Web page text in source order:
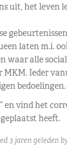
uit, het leven
laten m.i.
waar alle
MKM. Ieder
bedoelingen.
en vind het
heeft.
3 jaren geleden